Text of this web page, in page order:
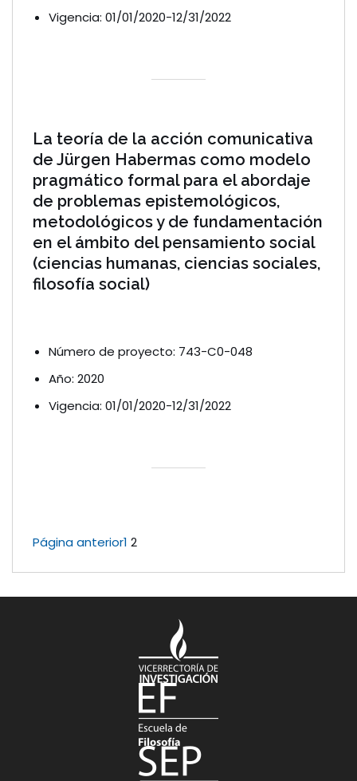
Vigencia: 01/01/2020-12/31/2022
La teoría de la acción comunicativa
de Jürgen Habermas como modelo
pragmático formal para el abordaje
de problemas epistemológicos,
metodológicos y de fundamentación
en el ámbito del pensamiento social
(ciencias humanas, ciencias sociales,
filosofía social)
Número de proyecto: 743-C0-048
Año: 2020
Vigencia: 01/01/2020-12/31/2022
Página anterior1 2